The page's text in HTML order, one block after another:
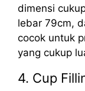
dimensi
lebar 79cm,
cocok untuk
yang cukup
4. Cup